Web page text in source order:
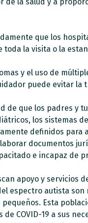
que los
la visita o la
y el uso de
puede evitar la
de que los padres y
los sistemas
definidos para
documentos
e incapaz de
apoyo y servicios
espectro autista
Esta
COVID-19 a sus